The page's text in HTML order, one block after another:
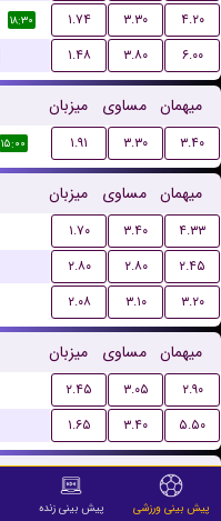
۱۸:۳۰ ۱.۷۴ ۳.۳۰
۴.۲۰
۱.۴۸ ۳.۸۰ ۶.۰۰
میزبان مساوی میهمان
۱۵:۰۰ ۱.۹۱ ۳.۳۰ ۳.۴۰
میزبان مساوی میهمان
۱.۷۰ ۳.۴۰
۴.۳۳
۲.۸۰ ۲.۸۰
۲.۴۵
۲.۰۸ ۳.۱۰ ۳.۲۰
میزبان مساوی میهمان
۲.۴۵ ۳.۰۵
۲.۹۰
۱.۶۵ ۳.۴۰ ۵.۵۰
میزبان میهمان
۱.۷۴ ۳.۸۰ ۳.۴۰
پیش بینی ورزشی پیش بینی زنده